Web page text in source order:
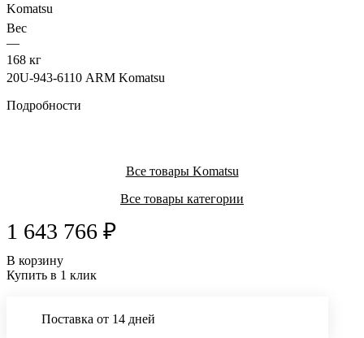
Komatsu
Вес
—
168 кг
20U-943-6110 ARM Komatsu
Подробности
Все товары Komatsu
Все товары категории
1 643 766 ₽
В корзину
Купить в 1 клик
Поставка от 14 дней